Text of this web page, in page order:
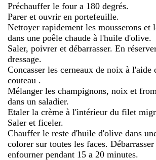
Préchauffer le four a 180 degrés.
Parer et ouvrir en portefeuille.
Nettoyer rapidement les mousserons et
dans une poêle chaude à l'huile d'olive.
Saler, poivrer et débarrasser. En
dressage.
Concasser les cerneaux de noix à l'aide
couteau .
Mélanger les champignons, noix et
dans un saladier.
Etaler la crème à l'intérieur du filet
Saler et ficeler.
Chauffer le reste d'huile d'olive dans
colorer sur toutes les faces.
enfourner pendant 15 a 20 minutes.